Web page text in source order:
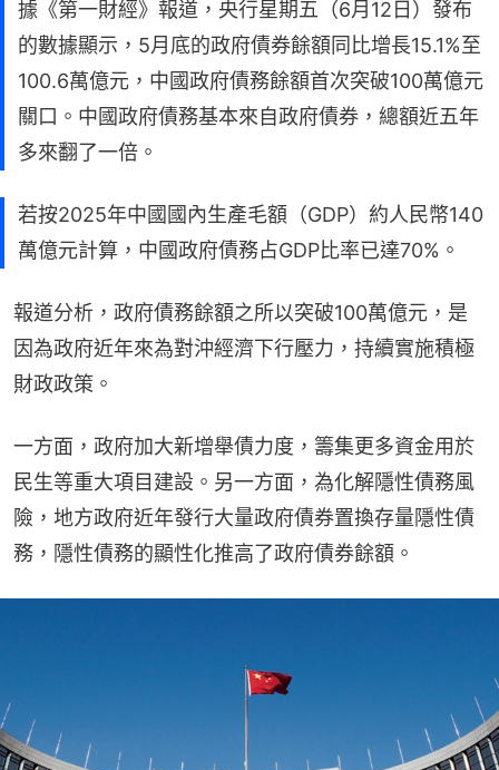
據《第一財經》報道，央行星期五（6月12日）發布
的數據顯示，5月底的政府債券餘額同比增長15.1%至
100.6萬億元，中國政府債務餘額首次突破100萬億元
關口。中國政府債務基本來自政府債券，總額近五年
多來翻了一倍。
若按2025年中國國內生產毛額（GDP）約人民幣140
萬億元計算，中國政府債務占GDP比率已達70%。
報道分析，政府債務餘額之所以突破100萬億元，是
因為政府近年來為對沖經濟下行壓力，持續實施積極
財政政策。
一方面，政府加大新增舉債力度，籌集更多資金用於
民生等重大項目建設。另一方面，為化解隱性債務風
險，地方政府近年發行大量政府債券置換存量隱性債
務，隱性債務的顯性化推高了政府債券餘額。